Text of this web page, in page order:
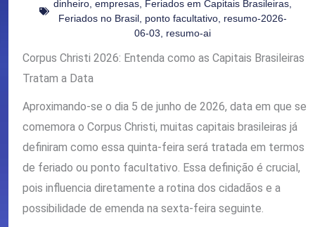
dinheiro empresas Feriados em Capitais Brasileiras
Feriados no Brasil ponto facultativo resumo-2026-
06-03
resumo-ai
Corpus Christi 2026: Entenda como as Capitais Brasileiras
Tratam a Data
Aproximando-se o dia 5 de junho de 2026, data em que se
comemora o Corpus Christi, muitas capitais brasileiras já
definiram como essa quinta-feira será tratada em termos
de feriado ou ponto facultativo. Essa definição é crucial,
pois influencia diretamente a rotina dos cidadãos e a
possibilidade de emenda na sexta-feira seguinte.